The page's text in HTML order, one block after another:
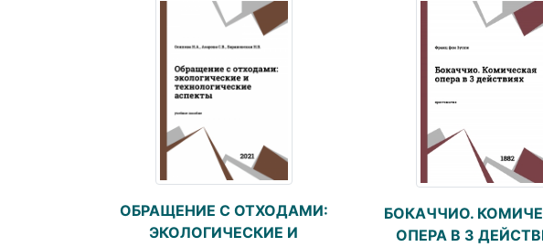
ОБРАЩЕНИЕ С ОТХОДАМИ:
ЭКОЛОГИЧЕСКИЕ И
БОКАЧЧИО.
ОПЕРА В 3